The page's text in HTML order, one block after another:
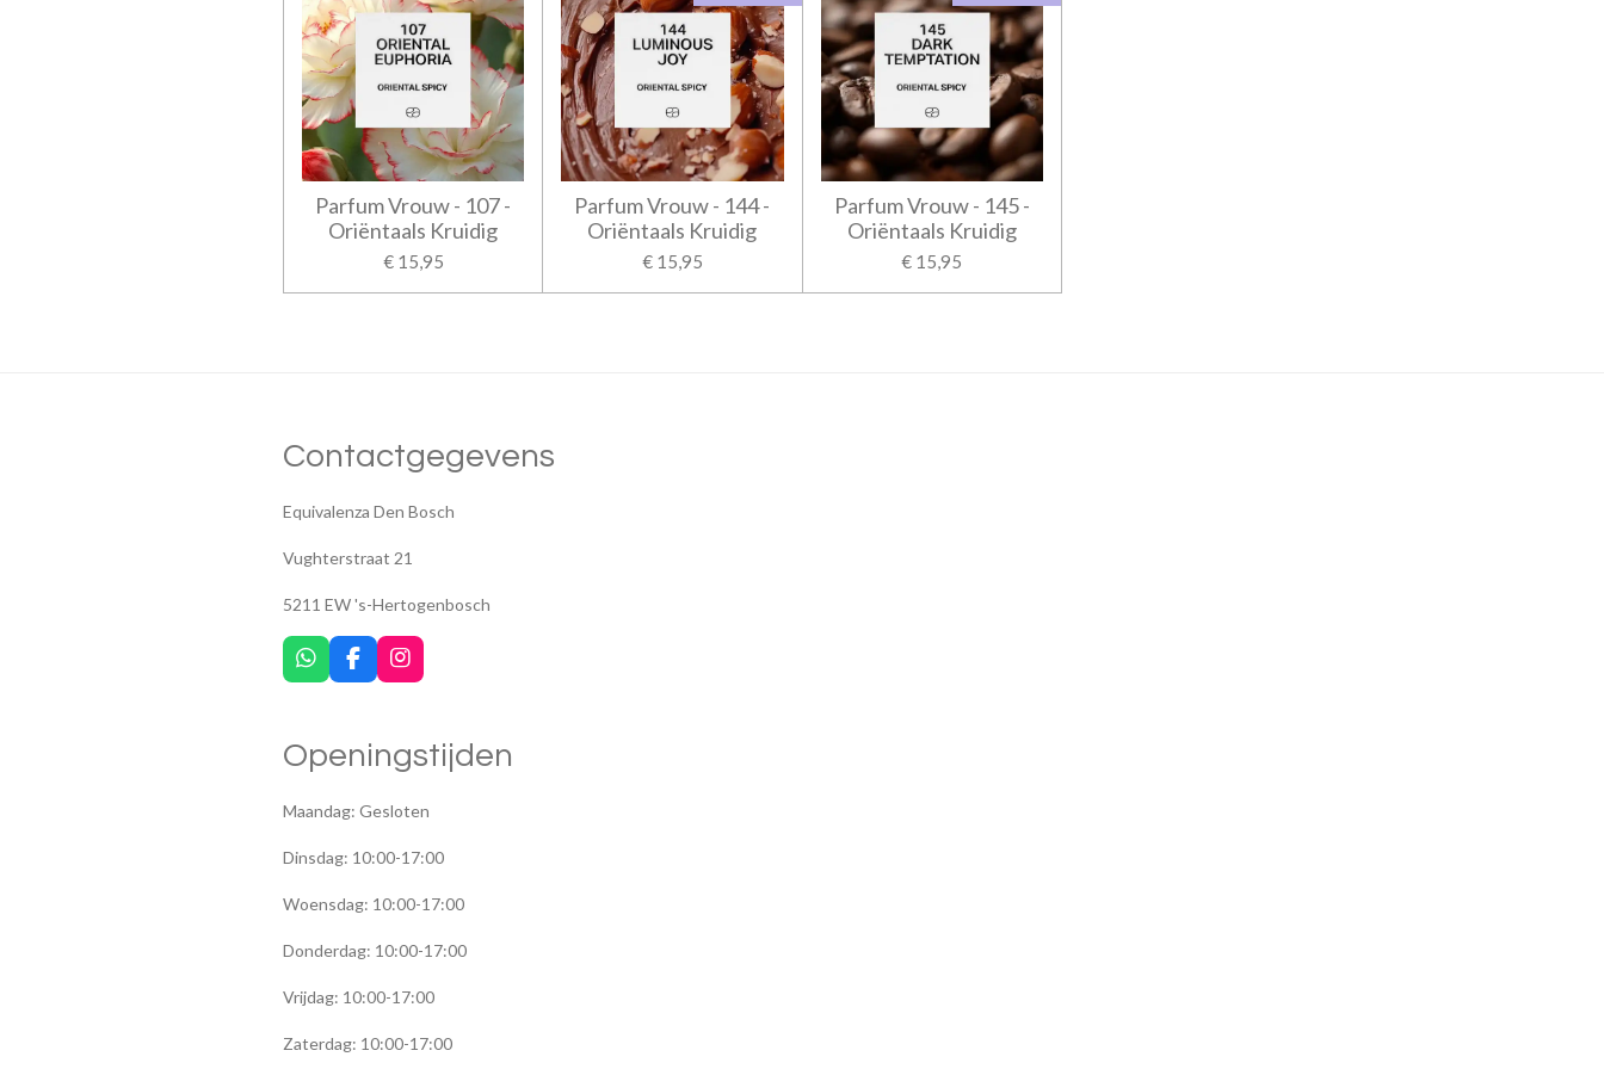
Parfum Vrouw - 107 -
Oriëntaals Kruidig
€ 15,95
Parfum Vrouw - 144 -
Oriëntaals Kruidig
€ 15,95
Parfum Vrouw - 145 -
Oriëntaals Kruidig
€ 15,95
Contactgegevens
Equivalenza Den Bosch
Vughterstraat 21
5211 EW 's-Hertogenbosch
W
h
s
A
p
F
a
b
k
I
n
a
g
a
Openingstijden
Maandag: Gesloten
Dinsdag: 10:00-17:00
Woensdag: 10:00-17:00
Donderdag: 10:00-17:00
Vrijdag: 10:00-17:00
Zaterdag: 10:00-17:00